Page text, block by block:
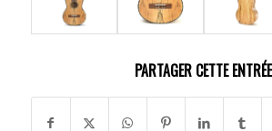
PARTAGER CETTE ENTRÉE